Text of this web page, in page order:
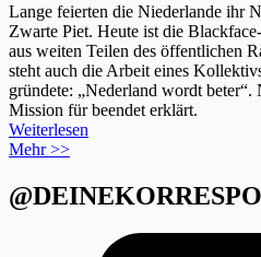
Lange feierten die Niederlande ihr
Zwarte Piet. Heute ist die
aus weiten Teilen des öffentlichen
steht auch die Arbeit eines
gründete: „Nederland wordt
Mission für beendet erklärt.
Weiterlesen
Mehr >>